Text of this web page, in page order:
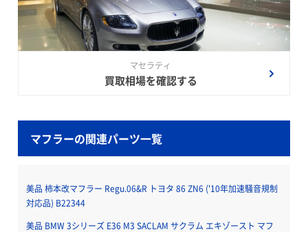
マセラティ
買取相場を確認する
マフラーの関連パーツ一覧
美品 柿本改マフラー Regu.06&R トヨタ 86 ZN6 ('10年加速騒音規制
対応品) B22344
美品 BMW 3シリーズ E36 M3 SACLAM サクラム エキゾースト マフ